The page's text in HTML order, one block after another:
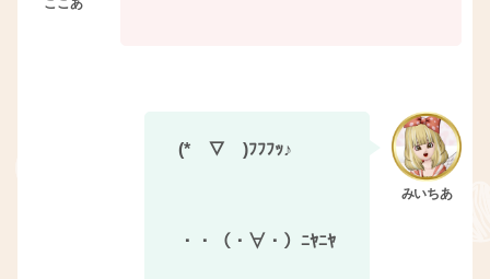
(*￣▽￣)ﾌﾌﾌｯ♪
・・（・∀・）ﾆﾔﾆﾔ